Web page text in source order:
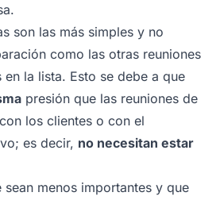
son las más simples y no
como las otras reuniones
la lista. Esto se debe a que
presión que las reuniones de
los clientes o con el
es decir, no necesitan estar
menos importantes y que